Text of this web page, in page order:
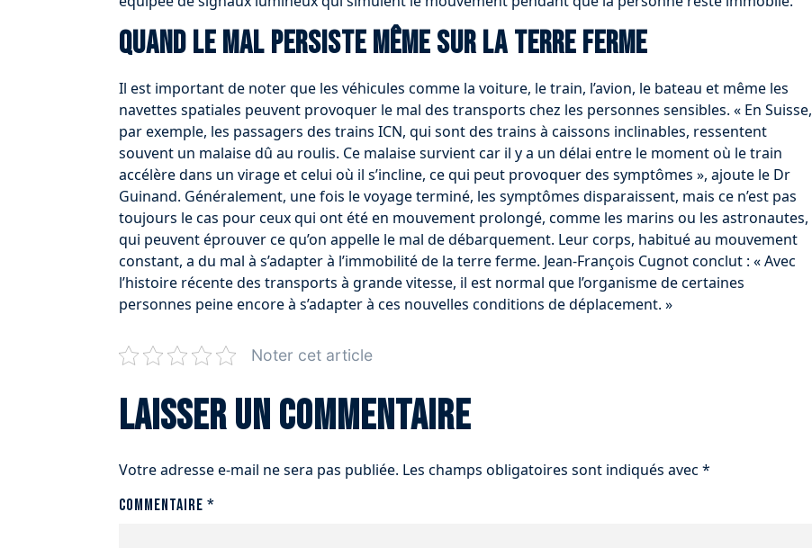
Quand le mal persiste même sur la terre ferme
Il est important de noter que les véhicules comme la voiture, le train, l’avion, le bateau et même les
navettes spatiales peuvent provoquer le mal des transports chez les personnes sensibles. « En Suisse,
par exemple, les passagers des trains ICN, qui sont des trains à caissons inclinables, ressentent
souvent un malaise dû au roulis. Ce malaise survient car il y a un délai entre le moment où le train
accélère dans un virage et celui où il s’incline, ce qui peut provoquer des symptômes », ajoute le Dr
Guinand. Généralement, une fois le voyage terminé, les symptômes disparaissent, mais ce n’est pas
toujours le cas pour ceux qui ont été en mouvement prolongé, comme les marins ou les astronautes,
qui peuvent éprouver ce qu’on appelle le mal de débarquement. Leur corps, habitué au mouvement
constant, a du mal à s’adapter à l’immobilité de la terre ferme. Jean-François Cugnot conclut : « Avec
l’histoire récente des transports à grande vitesse, il est normal que l’organisme de certaines
personnes peine encore à s’adapter à ces nouvelles conditions de déplacement. »
Noter cet article
Laisser un commentaire
Votre adresse e-mail ne sera pas publiée. Les champs obligatoires sont indiqués avec *
Commentaire *